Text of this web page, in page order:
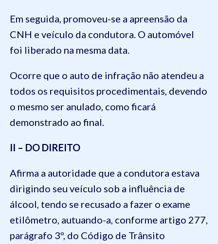
Em seguida, promoveu-se a apreensão da
CNH e veículo da condutora. O automóvel
foi liberado na mesma data.
Ocorre que o auto de infração não atendeu a
todos os requisitos procedimentais, devendo
o mesmo ser anulado, como ficará
demonstrado ao final.
II – DO DIREITO
Afirma a autoridade que a condutora estava
dirigindo seu veículo sob a influência de
álcool, tendo se recusado a fazer o exame
etilômetro, autuando-a, conforme artigo 277,
parágrafo 3º, do Código de Trânsito